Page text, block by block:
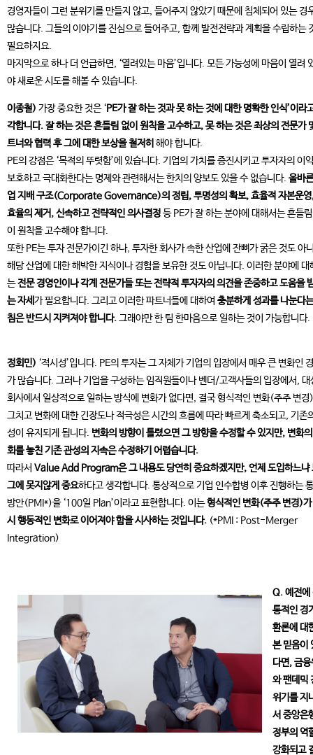
경영자들이 그런 분위기를 만들지 않고, 들어주지 않았기 때문에 침체되어 있는 경
많습니다. 그들의 이야기를 진심으로 들어주고, 함께 발전전략과 계획을 수립하는
필요하지요.
마지막으로 하나 더 언급하면, ‘열려있는 마음’입니다. 모든 가능성에 마음이 열려
야 새로운 시도를 해볼 수 있습니다.
이종철) 가장 중요한 것은 ‘PE가 잘 하는 것과 못 하는 것에 대한 명확한 인식’이라
각합니다. 잘 하는 것은 흔들림 없이 원칙을 고수하고, 못 하는 것은 최상의 전문가
트너와 협력 후 그에 대한 보상을 철저히 해야 합니다.
PE의 강점은 ‘목적의 뚜렷함’에 있습니다. 기업의 가치를 증진시키고 투자자의 이
보호하고 극대화한다는 명제와 관련해서는 한치의 양보도 있을 수 없습니다. 올바
업 지배 구조(Corporate Governance)의 정립, 투명성의 확보, 효율적 자본운영
효율의 제거, 신속하고 전략적인 의사결정등 PE가 잘 하는 분야에 대해서는 흔들
이 원칙을 고수해야 합니다.
또한 PE는 투자 전문가이긴 하나, 투자한 회사가 속한 산업에 잔뼈가 굵은 것도 아
해당 산업에 대한 해박한 지식이나 경험을 보유한 것도 아닙니다. 이러한 분야에 대
는전문 경영인이나 각계 전문가들 또는 전략적 투자자의 의견을 존중하고 도움을
는 자세 가 필요합니다. 그리고 이러한 파트너들에 대하여 충분하게 성과를 나눈다
침은 반드시 지켜져야 합니다.그래야만 한 팀 한마음으로 일하는 것이 가능합니다.
정회민) ‘적시성’입니다. PE의 투자는 그 자체가 기업의 입장에서 매우 큰 변화인
가 많습니다. 그러나 기업을 구성하는 임직원들이나 벤더/고객사들의 입장에서, 대
회사에서 일상적으로 일하는 방식에 변화가 없다면, 결국 형식적인 변화(주주 변경
그치고 변화에 대한 긴장도나 적극성은 시간의 흐름에 따라 빠르게 축소되고, 기존
성이 유지되게 됩니다. 변화의 방향이 틀렸으면 그 방향을 수정할 수 있지만, 변화
회를 놓친 기존 관성의 지속은 수정하기 어렵습니다.
따라서 Value Add Program은 그 내용도 당연히 중요하겠지만, 언제 도입하느냐
그에 못지않게 중요하다고 생각합니다. 통상적으로 기업 인수합병 이후 진행하는
방안(PMI*)을 ‘100일 Plan’이라고 표현합니다. 이는형식적인 변화(주주 변경)가
시 행동적인 변화로 이어져야 함을 시사하는 것입니다. (*PMI : Post-Merger
Integration)
Q. 예전에
통적인 경
환론에 대
본 믿음이
다면, 금융
와 팬데믹
위기를 지
서 중앙은
정부의 역
강화되고